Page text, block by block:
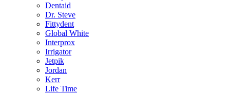
Dentaid
Dr. Steve
Fittydent
Global White
Interprox
Irrigator
Jetpik
Jordan
Kerr
Life Time